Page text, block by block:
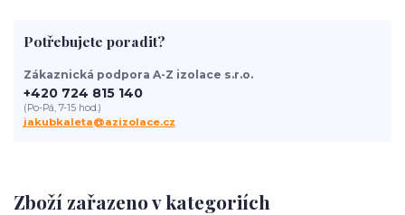
Zboží zařazeno v kategoriích
Potřebujete poradit?
Zákaznická podpora A-Z izolace s.r.o.
+420 724 815 140
(Po-Pá, 7-15 hod.)
jakubkaleta@azizolace.cz